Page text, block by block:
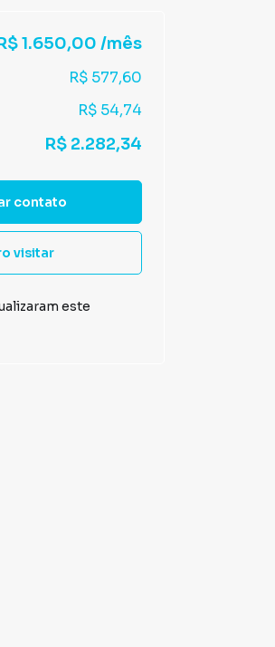
1.650,00 /mês
R$ 577,60
R$ 54,74
R$ 2.282,34
contato
visitar
este